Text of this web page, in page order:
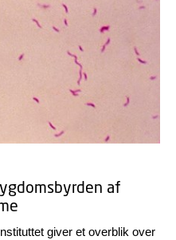
af
giver et overblik over